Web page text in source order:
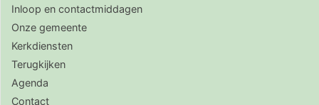
Inloop en contactmiddagen
Onze gemeente
Kerkdiensten
Terugkijken
Agenda
Contact